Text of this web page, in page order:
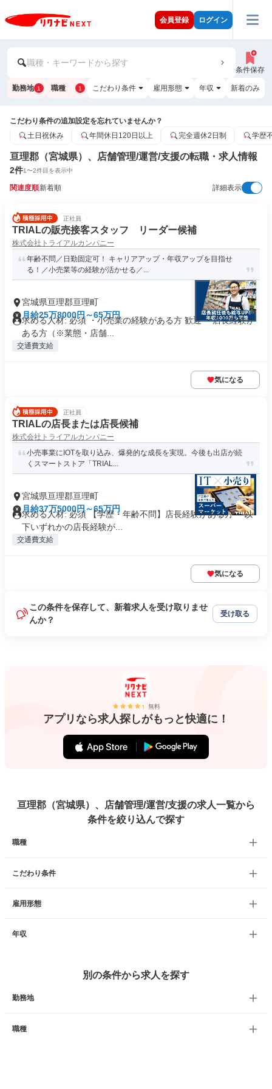
会員登録 ログイン
職種・キーワードから探す
条件保存
勤務地 1 職種 1 こだわり条件 雇用形態 年収 新着のみ
こだわり条件の追加設定を忘れていませんか？
土日祝休み
年間休日120日以上 完全週休2日制 学歴
亘理郡（宮城県）、店舗管理/運営/支援の転職・求人情報
2件1〜2件目を表示中
関連度順新着順 詳細表示
正社員
TRIALの販売接客スタッフ リーダー候補
株式会社トライアルカンパニー
年齢不問／日勤固定可！ キャリアアップ・年収アップを目指せ
る！／小売業等の経験が活かせる／...
宮城県亘理郡亘理町
月給25万8000円～65万円
求める人材: 必須 ・小売業の経験がある方 歓迎 ・店長経験が
ある方（※業態・店舗...
交通費支給
気になる
正社員
TRIALの店長または店長候補
株式会社トライアルカンパニー
小売事業にIOTを取り込み、爆発的な成長を実現。今後も出店が続
くスマートストア「TRIAL...
宮城県亘理郡亘理町
月給37万5000円～65万円
求める人材: 必須 【学歴・年齢不問】店長経験がある方 ～以
下いずれかの店長経験が...
交通費支給
気になる
この条件を保存して、新着求人を受け取りませ
んか？
受け取る
無料
アプリなら求人探しがもっと快適に！
亘理郡（宮城県）、店舗管理/運営/支援の求人一覧から
条件を絞り込んで探す
職種
こだわり条件
雇用形態
年収
別の条件から求人を探す
勤務地
職種